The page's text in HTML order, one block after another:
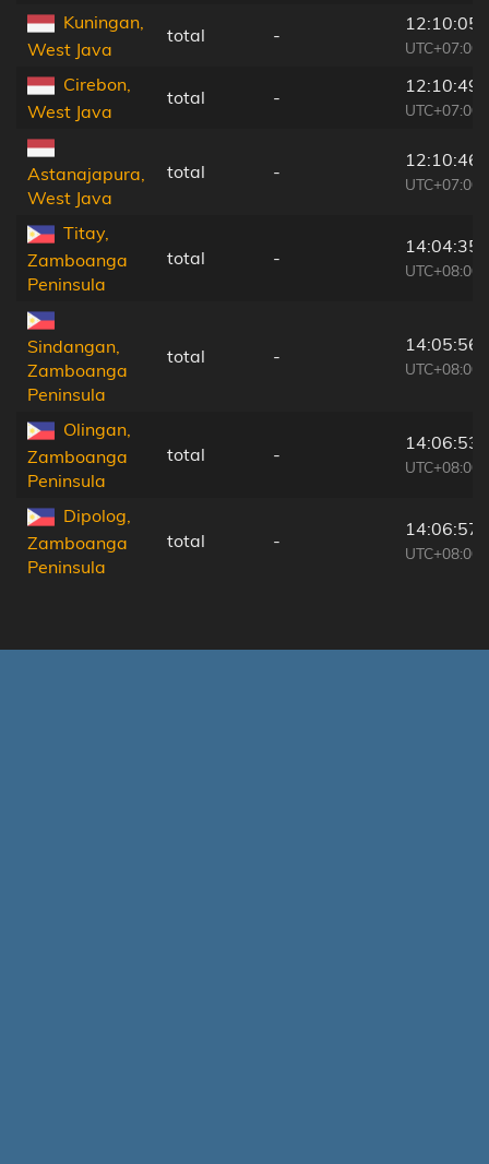
Kuningan,
West Java
total -
12:10:05
UTC+07:00
Cirebon,
West Java
total -
12:10:49
UTC+07:00
Astanajapura,
West Java
total -
12:10:46
UTC+07:00
Titay,
Zamboanga
Peninsula
total -
14:04:35
UTC+08:00
Sindangan,
Zamboanga
Peninsula
total -
14:05:56
UTC+08:00
Olingan,
Zamboanga
Peninsula
total -
14:06:53
UTC+08:00
Dipolog,
Zamboanga
Peninsula
total -
14:06:57
UTC+08:00